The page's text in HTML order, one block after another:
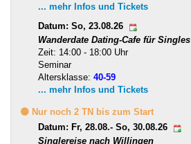
... mehr Infos und Tickets
Datum: So, 23.08.26
Wanderdate Dating-Cafe für Singles
Zeit: 14:00 - 18:00 Uhr
Seminar
Altersklasse: 40-59
... mehr Infos und Tickets
🟡 Nur noch 2 TN bis zum Start
Datum: Fr, 28.08.- So, 30.08.26
Singlereise nach Willingen